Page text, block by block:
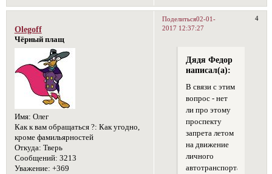
Поделиться 4
02-01-
2017 12:37:27
Olegoff
Чёрный плащ
Имя: Олег
Как к вам обращаться ?: Как угодно,
кроме фамильярностей
Откуда: Тверь
Сообщений: 3213
Уважение: +369
Дядя Федор
написал(а):
В связи с этим
вопрос - нет
ли про этому
проспекту
запрета летом
на движение
личного
автотранспорта?